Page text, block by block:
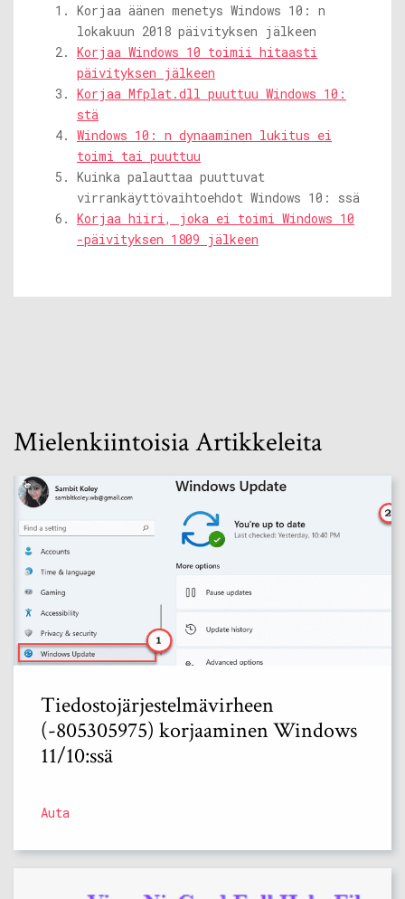
Korjaa äänen menetys Windows 10: n
lokakuun 2018 päivityksen jälkeen
Korjaa Windows 10 toimii hitaasti
päivityksen jälkeen
Korjaa Mfplat.dll puuttuu Windows 10:
stä
Windows 10: n dynaaminen lukitus ei
toimi tai puuttuu
Kuinka palauttaa puuttuvat
virrankäyttövaihtoehdot Windows 10: ssä
Korjaa hiiri, joka ei toimi Windows 10
-päivityksen 1809 jälkeen
Mielenkiintoisia Artikkeleita
Tiedostojärjestelmävirheen
(-805305975) korjaaminen Windows
11/10:ssä
Auta